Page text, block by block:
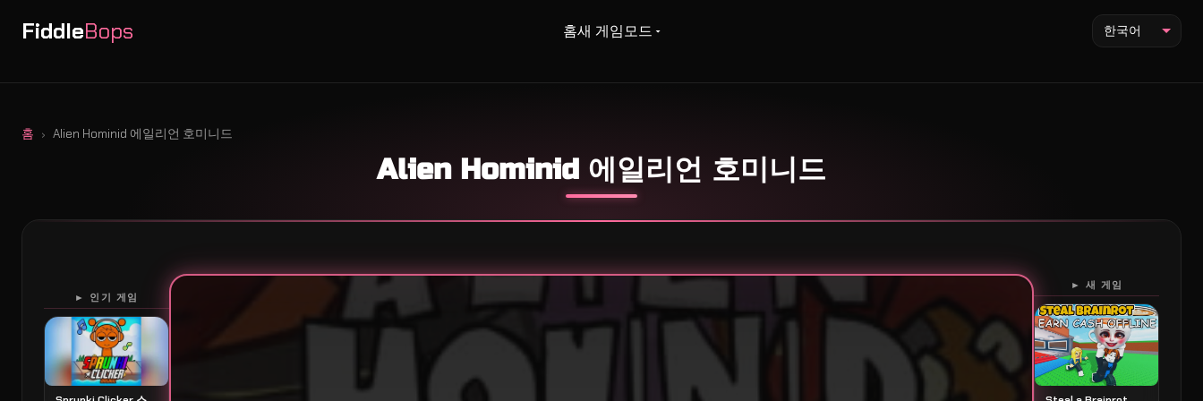
FiddleBops 홈새 게임모드 한국어
홈 Alien Hominid 에일리언 호미니드
Alien Hominid 에일리언 호미니드
► 인기 게임
► 새 게임